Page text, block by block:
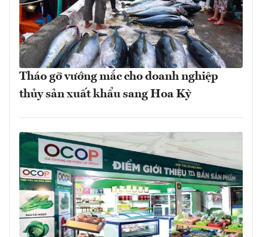
Tháo gỡ vướng mắc cho doanh nghiệp
thủy sản xuất khẩu sang Hoa Kỳ